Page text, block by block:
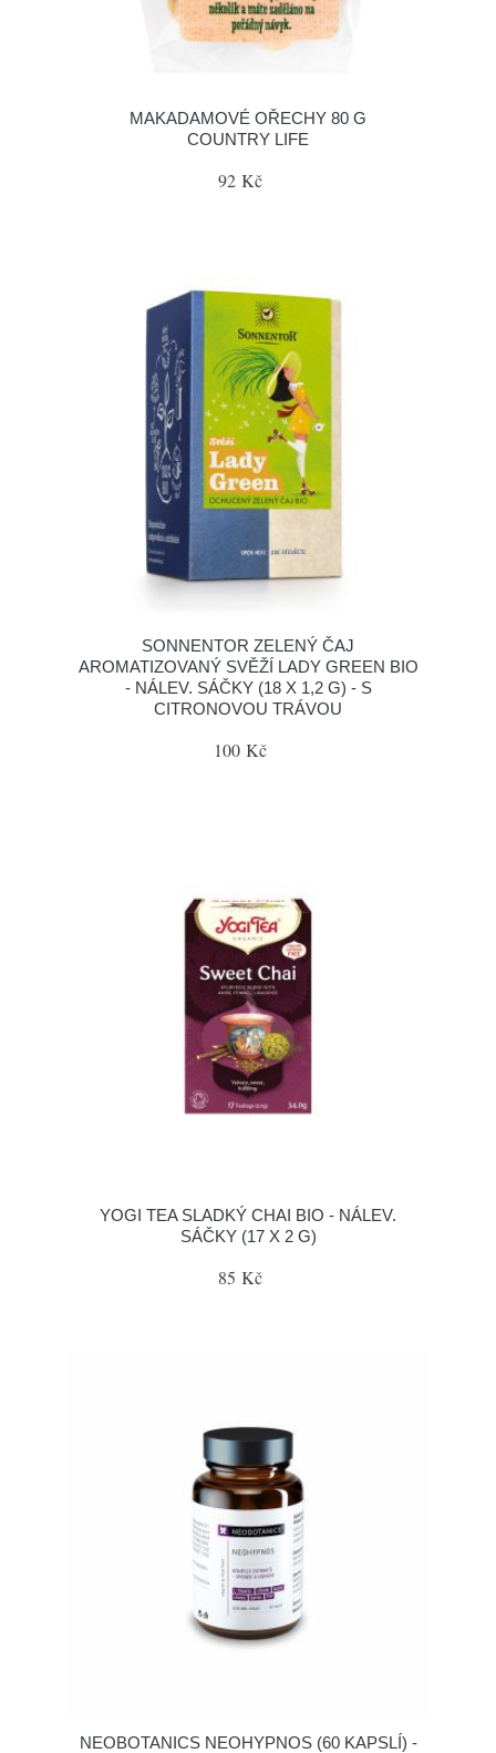
MAKADAMOVÉ OŘECHY 80 G
COUNTRY LIFE
92 Kč
SONNENTOR ZELENÝ ČAJ
AROMATIZOVANÝ SVĚŽÍ LADY GREEN BIO
- NÁLEV. SÁČKY (18 X 1,2 G) - S
CITRONOVOU TRÁVOU
100 Kč
YOGI TEA SLADKÝ CHAI BIO - NÁLEV.
SÁČKY (17 X 2 G)
85 Kč
NEOBOTANICS NEOHYPNOS (60 KAPSLÍ) -